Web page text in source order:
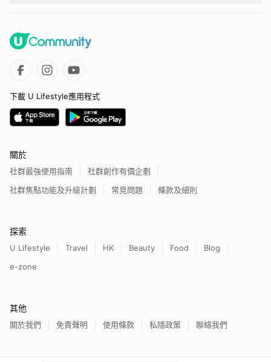
下載 U Lifestyle應用程式
關於
社群最強使用指南
社群創作有價企劃
社群焦點功能及升級計劃
常見問題 條款及細則
探索
U Lifestyle Travel HK Beauty Food
Blog
e-zone
其他
關於我們 免責聲明 使用條款 私隱政策 聯絡我們